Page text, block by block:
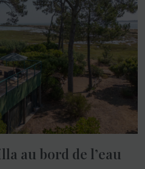
au bord de l’eau